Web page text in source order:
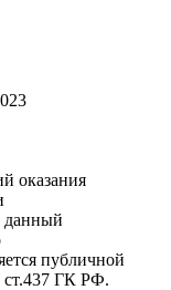
оказания
данный
публичной
ст.437 ГК РФ.